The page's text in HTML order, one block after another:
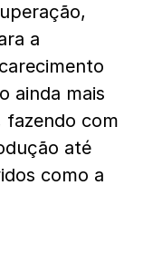
a
ainda mais
fazendo com
até
como a